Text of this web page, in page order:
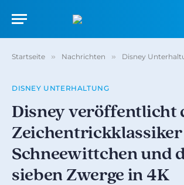
Startseite » Nachrichten » Disney
DISNEY UNTERHALTUNG
Disney veröffentlicht
Zeichentrickklassiker
Schneewittchen und
sieben Zwerge in 4K